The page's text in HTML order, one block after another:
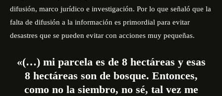
difusión, marco jurídico e investigación. Por lo que señaló que la
falta de difusión a la información es primordial para evitar
desastres que se pueden evitar con acciones muy pequeñas.
«(…) mi parcela es de 8 hectáreas y esas
8 hectáreas son de bosque. Entonces,
como no la siembro, no sé, tal vez me